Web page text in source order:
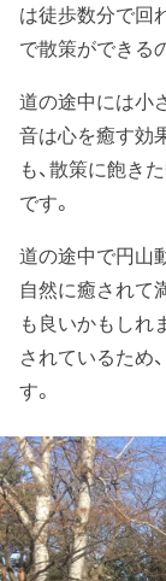
は徒歩数分で回
で散策ができる
道の途中には小
音は心を癒す効
も、散策に飽き
です。
道の途中で円山
自然に癒されて
も良いかもしれ
されているため
す。